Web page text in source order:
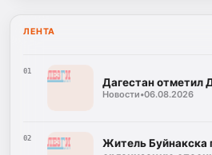
ЛЕНТА
01
Дагестан отметил
Новости•06.08.2026
02
Житель Буйнакска